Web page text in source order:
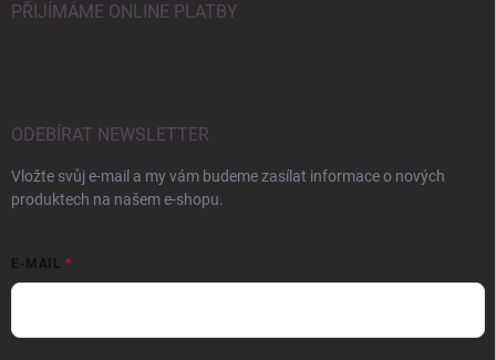
PŘIJÍMÁME ONLINE PLATBY
ODEBÍRAT NEWSLETTER
Vložte svůj e-mail a my vám budeme zasílat informace o nových
produktech na našem e-shopu.
E-MAIL